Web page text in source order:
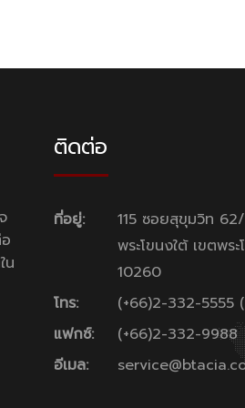
น
ติดต่อ
ที่อยู่:
115 ซอยสุขุมวิท
พระโขนงใต้ เขตพร
10260
โทร:
(+66)2-332-5555
แฟกซ์:
(+66)2-332-9988
อีเมล: